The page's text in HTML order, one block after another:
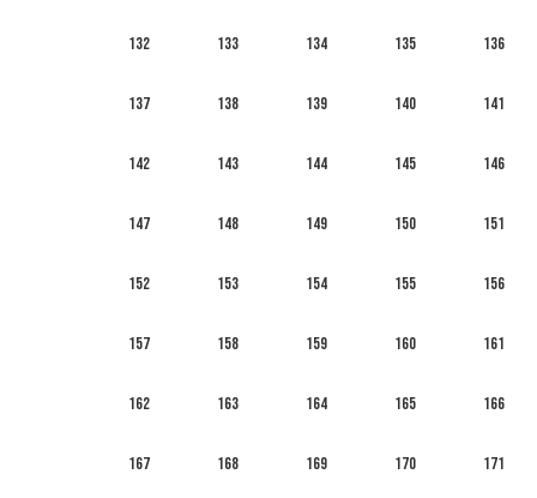
132 133 134 135 136
137 138 139 140 141
142 143 144 145 146
147 148 149 150 151
152 153 154 155 156
157 158 159 160 161
162 163 164 165 166
167 168 169 170 171